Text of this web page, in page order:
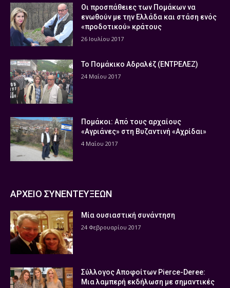
Οι προσπάθειες των Πομάκων να
ενωθούν με την Ελλάδα και στάση ενός
«προδοτικού» κράτους
26 Ιουλίου 2017
Το Πομάκικο Αδραλέζ (ΕΝΤΡΕΛΕΖ)
24 Μαΐου 2017
Πομάκοι: Από τους αρχαίους
«Αγριάνες» στη Βυζαντινή «Αχρίδαι»
4 Μαΐου 2017
ΑΡΧΕΙΟ ΣΥΝΕΝΤΕΥΞΕΩΝ
Μία ουσιαστική συνάντηση
24 Φεβρουαρίου 2017
Σύλλογος Αποφοίτων Pierce-Deree:
Μια λαμπερή εκδήλωση με σημαντικές